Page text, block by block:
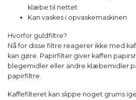
klæbe til nettet
Kan vaskes i opvaskemaskinen
Hvorfor guldfiltre?
Nå for disse filtre reagerer ikke med
kan gøre. Papirfilter giver kaffen
blegemidler eller andre klæbemidler
papirfiltre.
Kaffefilteret kan slippe noget grums